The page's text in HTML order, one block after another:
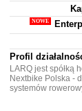
Profil
LARQ jest spółką
Nextbike Polska -
systemów